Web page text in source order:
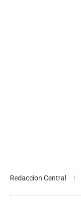
Redaccion Central